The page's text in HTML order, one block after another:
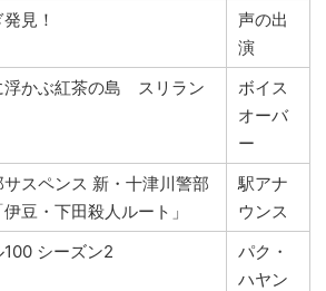
見！
声の出
演
浮かぶ紅茶の島 スリラン
ボイス
オーバ
ー
スペンス 新・十津川警部
豆・下田殺人ルート」
駅アナ
ウンス
シーズン2
パク・
ハヤン